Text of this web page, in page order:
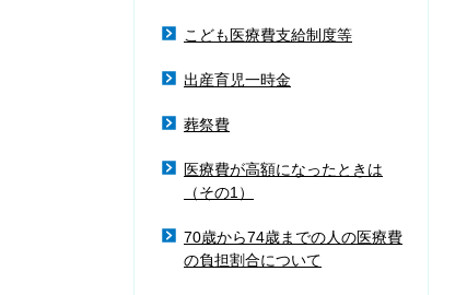
こども医療費支給制度等
出産育児一時金
葬祭費
医療費が高額になったときは
（その1）
70歳から74歳までの人の医療費
の負担割合について